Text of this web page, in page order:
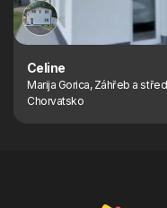
Celine
Marija Gorica, Záhřeb a
Chorvatsko